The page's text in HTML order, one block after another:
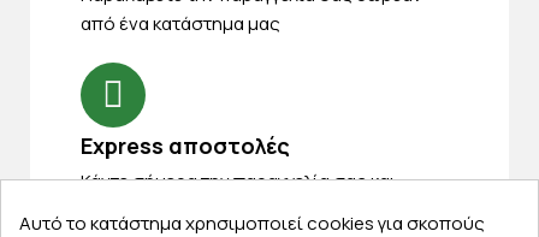
από ένα κατάστημα μας
Express αποστολές
Κάντε σήμερα την παραγγελία σας και
παραλάβετε αύριο στην πόρτα σας
Αυτό το κατάστημα χρησιμοποιεί cookies για σκοπούς